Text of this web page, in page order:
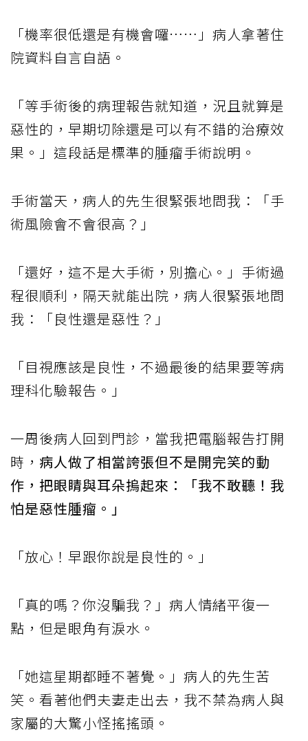
「機率很低還是有機會囉……」病人拿著住
院資料自言自語。
「等手術後的病理報告就知道，況且就算是
惡性的，早期切除還是可以有不錯的治療效
果。」這段話是標準的腫瘤手術說明。
手術當天，病人的先生很緊張地問我：「手
術風險會不會很高？」
「還好，這不是大手術，別擔心。」手術過
程很順利，隔天就能出院，病人很緊張地問
我：「良性還是惡性？」
「目視應該是良性，不過最後的結果要等病
理科化驗報告。」
一周後病人回到門診，當我把電腦報告打開
時， 病人做了相當誇張但不是開完笑的動
作，把眼睛與耳朵摀起來：「我不敢聽！我
怕是惡性腫瘤。」
「放心！早跟你說是良性的。」
「真的嗎？你沒騙我？」病人情緒平復一
點，但是眼角有淚水。
「她這星期都睡不著覺。」病人的先生苦
笑。看著他們夫妻走出去，我不禁為病人與
家屬的大驚小怪搖搖頭。